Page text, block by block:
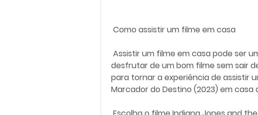
Como assistir um filme em casa
desfrutar de um bom filme sem sair
para tornar a experiência de assistir
Marcador do Destino (2023) em casa